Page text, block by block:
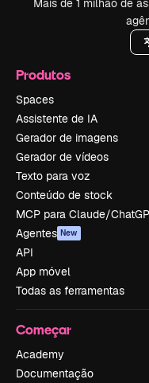
Mais de 1 milhão de
Produtos
Spaces
Assistente de IA
Gerador de imagens
Gerador de vídeos
Texto para voz
Conteúdo de stock
MCP para Claude/
Agentes New
API
App móvel
Todas as ferramentas
Começar
Academy
Documentação